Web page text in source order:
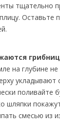
тщательно
Оставьте
на глубине
укладывают
поливайте
шляпки
смесью из